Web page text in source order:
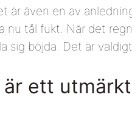
är även en av
nu tål fukt. När det
sig böjda. Det är
ett